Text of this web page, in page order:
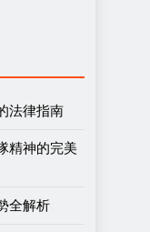
法律指南
精神的完美
全解析